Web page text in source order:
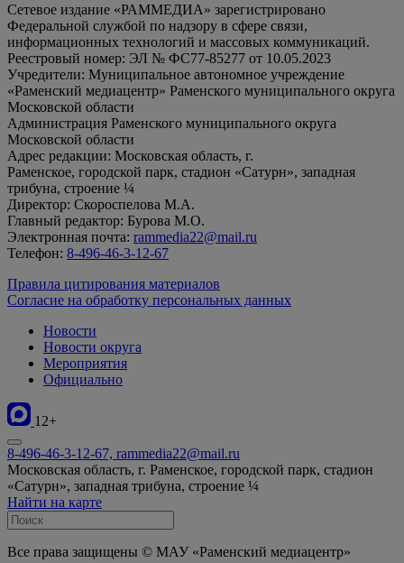
Сетевое издание «РАММЕДИА» зарегистрировано
Федеральной службой по надзору в сфере связи,
информационных технологий и массовых коммуникаций.
Реестровый номер: ЭЛ № ФС77-85277 от 10.05.2023
Учредители: Муниципальное автономное учреждение
«Раменский медиацентр» Раменского муниципального округа
Московской области
Администрация Раменского муниципального округа
Московской области
Адрес редакции: Московская область, г.
Раменское, городской парк, стадион «Сатурн», западная
трибуна, строение ¼
Директор: Скороспелова М.А.
Главный редактор: Бурова М.О.
Электронная почта: rammedia22@mail.ru
Телефон: 8-496-46-3-12-67
Правила цитирования материалов
Согласие на обработку персональных данных
Новости
Новости округа
Мероприятия
Официально
12+
8-496-46-3-12-67, rammedia22@mail.ru
Московская область, г. Раменское, городской парк, стадион
«Сатурн», западная трибуна, строение ¼
Найти на карте
Все права защищены © МАУ «Раменский медиацентр»